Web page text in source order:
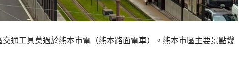
通工具莫過於熊本市電（熊本路面電車）。熊本市區主要景點幾